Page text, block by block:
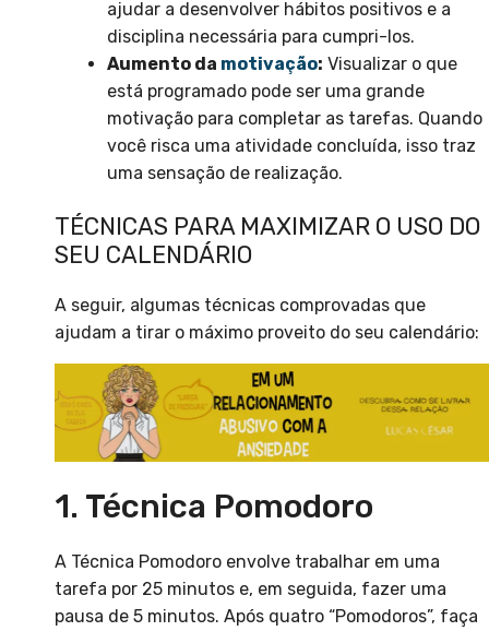
ajudar a desenvolver hábitos positivos e a
disciplina necessária para cumpri-los.
Aumento da motivação: Visualizar o que
está programado pode ser uma grande
motivação para completar as tarefas. Quando
você risca uma atividade concluída, isso traz
uma sensação de realização.
TÉCNICAS PARA MAXIMIZAR O USO DO
SEU CALENDÁRIO
A seguir, algumas técnicas comprovadas que
ajudam a tirar o máximo proveito do seu calendário:
1. Técnica Pomodoro
A Técnica Pomodoro envolve trabalhar em uma
tarefa por 25 minutos e, em seguida, fazer uma
pausa de 5 minutos. Após quatro “Pomodoros”, faça